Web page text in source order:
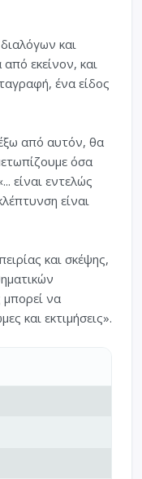
και
εκείνον, και
ένα είδος
από αυτόν, θα
όσα
είναι εντελώς
είναι
και σκέψης,
μπορεί να
και εκτιμήσεις».